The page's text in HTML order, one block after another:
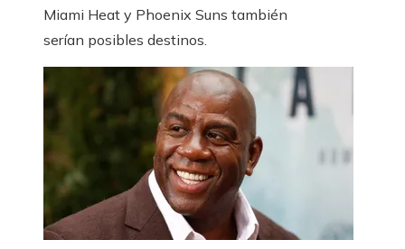
Miami Heat y Phoenix Suns también
serían posibles destinos.